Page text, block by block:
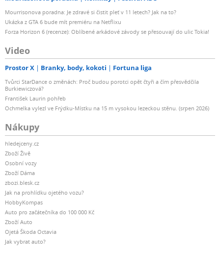
Mourrisonova poradna: Je zdravé si čistit pleť v 11 letech? Jak na to?
Ukázka z GTA 6 bude mít premiéru na Netflixu
Forza Horizon 6 (recenze): Oblíbené arkádové závody se přesouvají do ulic Tokia!
Video
Prostor X Branky, body, kokoti Fortuna liga
Tvůrci StarDance o změnách: Proč budou porotci opět čtyři a čím přesvědčila
Burkiewiczová?
František Laurin pohřeb
Ochmelka vylezl ve Frýdku-Místku na 15 m vysokou lezeckou stěnu. (srpen 2026)
Nákupy
hledejceny.cz
Zboží Živě
Osobní vozy
Zboží Dáma
zbozi.blesk.cz
Jak na prohlídku ojetého vozu?
HobbyKompas
Auto pro začátečníka do 100 000 Kč
Zboží Auto
Ojetá Škoda Octavia
Jak vybrat auto?